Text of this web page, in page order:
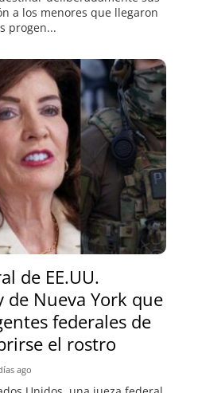
a los menores que llegaron
progen...
de EE.UU.
de Nueva York que
federales de
el rostro
ago